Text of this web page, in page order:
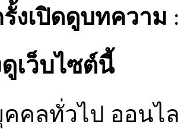
งเปิดดูบทความ
เว็บไซต์นี้
คคลทั่วไป ออนไ